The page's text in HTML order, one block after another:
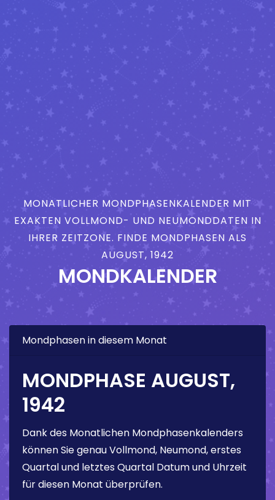
MONATLICHER MONDPHASENKALENDER MIT
EXAKTEN VOLLMOND- UND NEUMONDDATEN IN
IHRER ZEITZONE. FINDE MONDPHASEN ALS
AUGUST, 1942
MONDKALENDER
Mondphasen in diesem Monat
MONDPHASE AUGUST,
1942
Dank des Monatlichen Mondphasenkalenders
können Sie genau Vollmond, Neumond, erstes
Quartal und letztes Quartal Datum und Uhrzeit
für diesen Monat überprüfen.